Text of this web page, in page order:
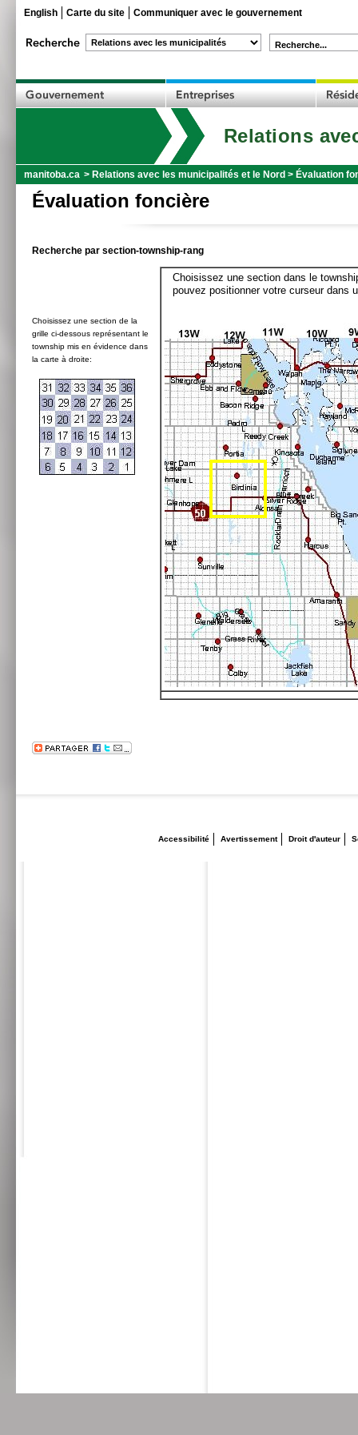
English Carte du site Communiquer avec le gouvernement
Recherche...
Relations
manitoba.ca > Relations avec les municipalités et le Nord > Évaluation
Évaluation foncière
Recherche par section-township-rang
Choisissez une section de la
grille ci-dessous représentant le
township mis en évidence dans
la carte à droite:
Choisissez une section dans le
pouvez positionner votre curseur dans
Accessibilité Avertissement Droit d'auteur